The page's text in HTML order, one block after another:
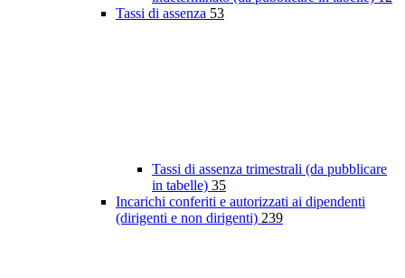
Tassi di assenza 53
Tassi di assenza trimestrali (da pubblicare
in tabelle) 35
Incarichi conferiti e autorizzati ai dipendenti
(dirigenti e non dirigenti) 239